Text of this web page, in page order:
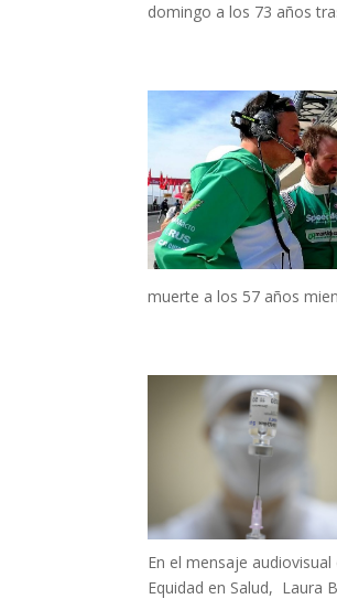
domingo a los 73 años
muerte a los 57 años
En el mensaje
Equidad en Salud, Laura